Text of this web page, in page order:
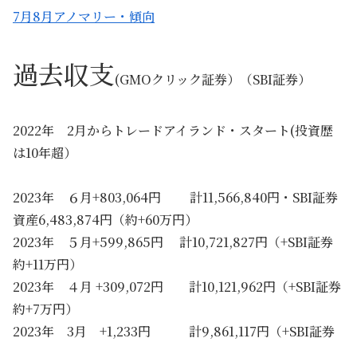
7月8月アノマリー・傾向
過去収支(GMOクリック証券）（SBI証券）
2022年 2月からトレードアイランド・スタート(投資歴
は10年超）
2023年 ６月+803,064円 計11,566,840円・SBI証券
資産6,483,874円（約+60万円）
2023年 ５月+599,865円 計10,721,827円（+SBI証券
約+11万円）
2023年 ４月 +309,072円 計10,121,962円（+SBI証券
約+7万円）
2023年 3月 +1,233円 計9,861,117円（+SBI証券